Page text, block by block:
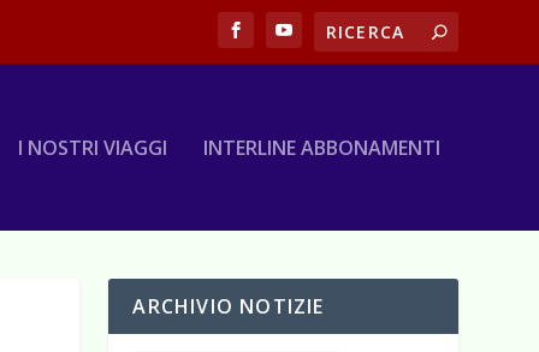
I NOSTRI VIAGGI INTERLINE ABBONAMENTI
ARCHIVIO NOTIZIE